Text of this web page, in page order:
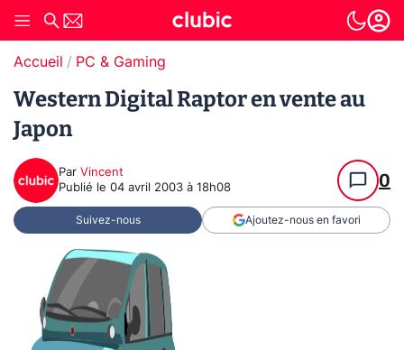
Accueil PC & Gaming
Western Digital Raptor en vente au
Japon
Par Vincent
Publié le 04 avril 2003 à 18h08 0
Suivez-nous Ajoutez-nous en favori